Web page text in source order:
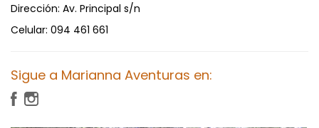
Dirección: Av. Principal s/n
Celular: 094 461 661
Sigue a Marianna Aventuras en: